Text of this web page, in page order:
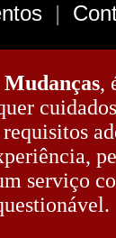
|
,
serviço